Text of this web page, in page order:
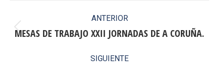
entre
publicaciones
ANTERIOR
Publicación
MESAS DE TRABAJO XXII JORNADAS DE A CORUÑA.
SIGUIENTE